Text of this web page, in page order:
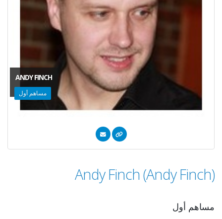
ANDY FINCH
مساهم أول
Andy Finch (Andy Finch)
مساهم أول